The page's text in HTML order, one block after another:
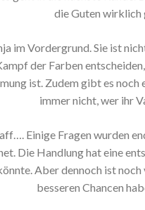
die Guten wirklich
im Vordergrund. Sie ist
der Farben
ist. Zudem gibt es noch
immer nicht, wer ihr
Einige Fragen wurden
Die Handlung hat eine
Aber dennoch ist
besseren Chancen